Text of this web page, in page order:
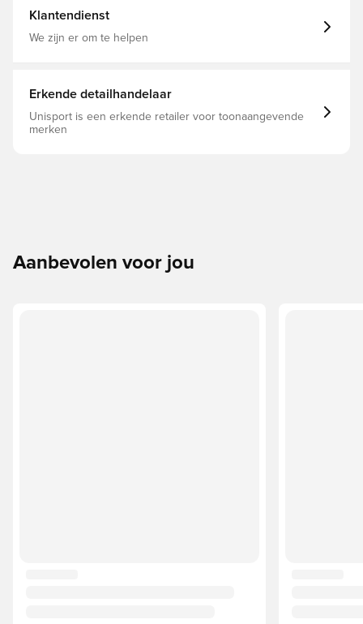
Klantendienst
We zijn er om te helpen
Erkende detailhandelaar
Unisport is een erkende retailer voor toonaangevende
merken
Aanbevolen voor jou